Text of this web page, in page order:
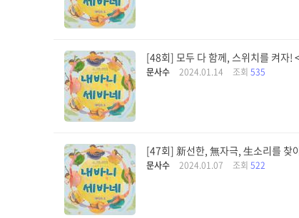
[48회] 모두 다 함께, 스위치를 켜자!
문사수 2024.01.14 조회 535
[47회] 新선한, 無자극, 生소리를 찾
문사수 2024.01.07 조회 522